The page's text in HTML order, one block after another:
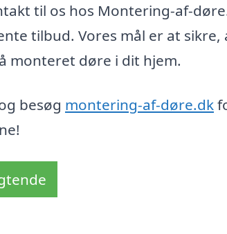
til os hos Montering-af-
tilbud. Vores mål er at sikre,
monteret døre i dit hjem.
besøg montering-af-døre.dk